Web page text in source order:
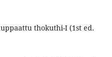
thokuthi-I (1st ed.